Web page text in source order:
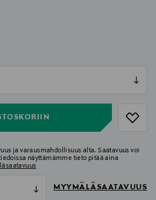
ja varausmahdollisuus alta. Saatavuus voi
näyttämämme tieto pitää aina
MYYMÄLÄSAATAVUUS